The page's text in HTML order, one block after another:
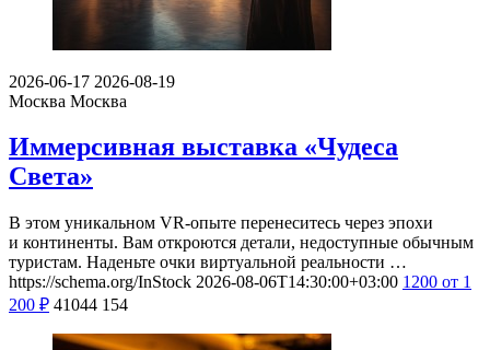
2026-06-17 2026-08-19
Москва Москва
Иммерсивная выставка «Чудеса
Света»
В этом уникальном VR-опыте перенеситесь через эпохи
и континенты. Вам откроются детали, недоступные обычным
туристам. Наденьте очки виртуальной реальности …
https://schema.org/InStock 2026-08-06T14:30:00+03:00 1200 от 1
200 ₽ 41044 154